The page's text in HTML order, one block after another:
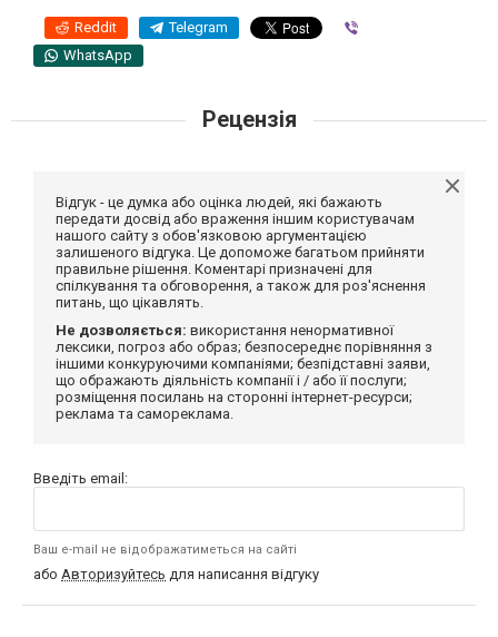
Reddit Telegram
WhatsApp
Рецензія
Відгук - це думка або оцінка людей, які бажають
передати досвід або враження іншим користувачам
нашого сайту з обов'язковою аргументацією
залишеного відгука. Це допоможе багатьом прийняти
правильне рішення. Коментарі призначені для
спілкування та обговорення, а також для роз'яснення
питань, що цікавлять.
Не дозволяється: використання ненормативної
лексики, погроз або образ; безпосереднє порівняння з
іншими конкуруючими компаніями; безпідставні заяви,
що ображають діяльність компанії і / або її послуги;
розміщення посилань на сторонні інтернет-ресурси;
реклама та самореклама.
Введіть email:
Ваш e-mail не відображатиметься на сайті
або Авторизуйтесь для написання відгуку